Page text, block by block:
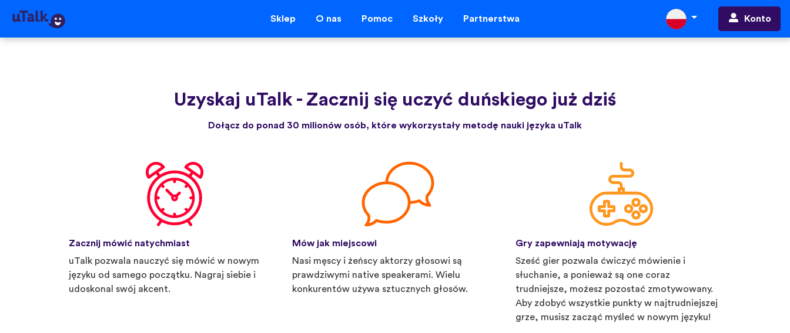
Sklep O nas Pomoc Szkoły Partnerstwa Konto
Uzyskaj uTalk - Zacznij się uczyć duńskiego już dziś
Dołącz do ponad 30 milionów osób, które wykorzystały metodę nauki języka uTalk
Zacznij mówić natychmiast
uTalk pozwala nauczyć się mówić w nowym
języku od samego początku. Nagraj siebie i
udoskonal swój akcent.
Mów jak miejscowi
Nasi męscy i żeńscy aktorzy głosowi są
prawdziwymi native speakerami. Wielu
konkurentów używa sztucznych głosów.
Gry zapewniają motywację
Sześć gier pozwala ćwiczyć mówienie i
słuchanie, a ponieważ są one coraz
trudniejsze, możesz pozostać zmotywowany.
Aby zdobyć wszystkie punkty w najtrudniejszej
grze, musisz zacząć myśleć w nowym języku!